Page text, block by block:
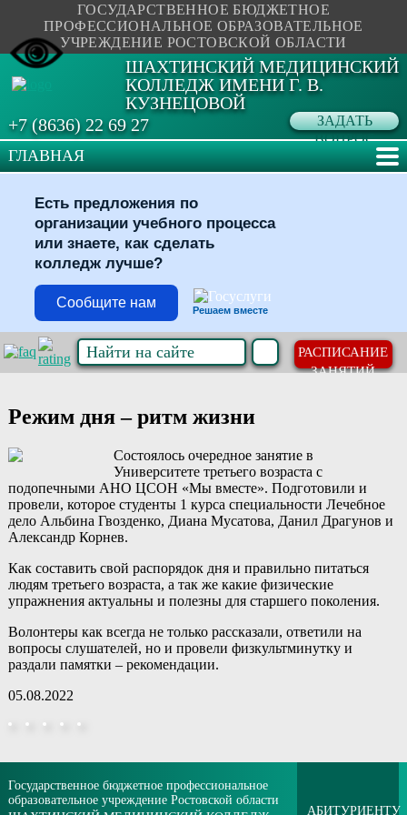
ГОСУДАРСТВЕННОЕ БЮДЖЕТНОЕ
ПРОФЕССИОНАЛЬНОЕ ОБРАЗОВАТЕЛЬНОЕ
УЧРЕЖДЕНИЕ РОСТОВСКОЙ ОБЛАСТИ
ШАХТИНСКИЙ МЕДИЦИНСКИЙ
КОЛЛЕДЖ ИМЕНИ Г. В.
КУЗНЕЦОВОЙ
ЗАДАТЬ
ВОПРОС
+7 (8636) 22 69 27
ГЛАВНАЯ
Есть предложения по
организации учебного процесса
или знаете, как сделать
колледж лучше?
Сообщите нам Решаем вместе
РАСПИСАНИЕ
ЗАНЯТИЙ
Режим дня – ритм жизни
Состоялось очередное занятие в
Университете третьего возраста с
подопечными АНО ЦСОН «Мы вместе». Подготовили и
провели, которое студенты 1 курса специальности Лечебное
дело Альбина Гвозденко, Диана Мусатова, Данил Драгунов и
Александр Корнев.
Как составить свой распорядок дня и правильно питаться
людям третьего возраста, а так же какие физические
упражнения актуальны и полезны для старшего поколения.
Волонтеры как всегда не только рассказали, ответили на
вопросы слушателей, но и провели физкультминутку и
раздали памятки – рекомендации.
05.08.2022
Государственное бюджетное профессиональное
образовательное учреждение Ростовской области
АБИТУРИЕНТУ